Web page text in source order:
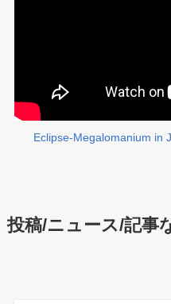
Eclipse-Megalomanium
投稿/ニュース/記事